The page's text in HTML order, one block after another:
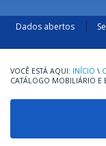
Dados abertos
INÍCIO \
CATÁLOGO MOBILIÁRIO E